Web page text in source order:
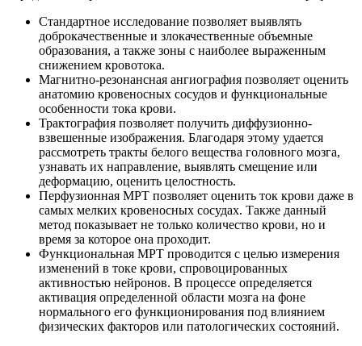
Стандартное исследование позволяет выявлять
доброкачественные и злокачественные объемные
образования, а также зоны с наиболее выраженным
снижением кровотока.
Магнитно-резонансная ангиография позволяет оценить
анатомию кровеносных сосудов и функциональные
особенности тока крови.
Трактография позволяет получить диффузионно-
взвешенные изображения. Благодаря этому удается
рассмотреть тракты белого вещества головного мозга,
узнавать их направление, выявлять смещение или
деформацию, оценить целостность.
Перфузионная МРТ позволяет оценить ток крови даже в
самых мелких кровеносных сосудах. Также данный
метод показывает не только количество крови, но и
время за которое она проходит.
Функциональная МРТ проводится с целью измерения
изменений в токе крови, спровоцированных
активностью нейронов. В процессе определяется
активация определенной области мозга на фоне
нормального его функционирования под влиянием
физических факторов или патологических состояний.